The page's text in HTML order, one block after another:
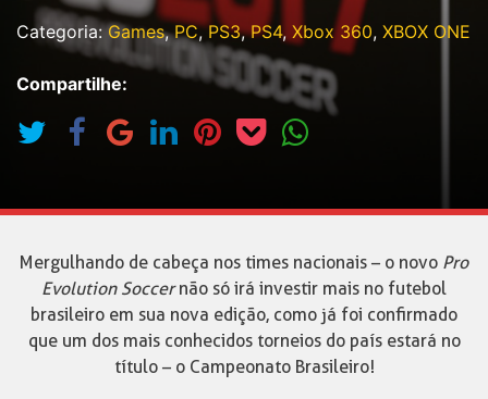
Categoria:Games,PC,PS3,PS4, Xbox 360, XBOX ONE
Compartilhe:
Mergulhando de cabeça nos times nacionais – o novo Pro
Evolution Soccernão só irá investir mais no futebol
brasileiro em sua nova edição, como já foi confirmado
que um dos mais conhecidos torneios do país estará no
título – o Campeonato Brasileiro!